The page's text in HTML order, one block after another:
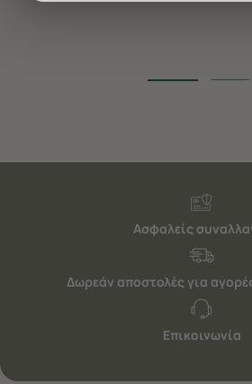
μέλλον. Εάν επιθυμείτε να μάθετε
Ασφαλείς
Δωρεάν αποστολές για
Επικοινωνία